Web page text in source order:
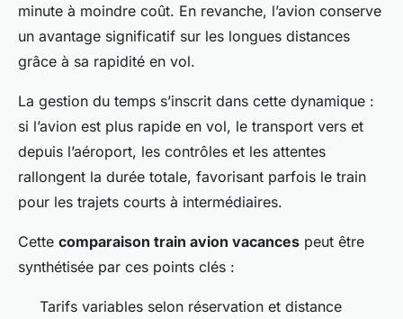
minute à moindre coût. En revanche, l’avion conserve
un avantage significatif sur les longues distances
grâce à sa rapidité en vol.
La gestion du temps s’inscrit dans cette dynamique :
si l’avion est plus rapide en vol, le transport vers et
depuis l’aéroport, les contrôles et les attentes
rallongent la durée totale, favorisant parfois le train
pour les trajets courts à intermédiaires.
Cette comparaison train avion vacances peut être
synthétisée par ces points clés :
Tarifs variables selon réservation et distance